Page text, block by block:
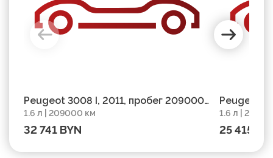
Peugeot 3008 I, 2011, пробег 209000
км
1.6 л | 209000 км
32 741 BYN
Peugeot
км
1.6 л |
25 415